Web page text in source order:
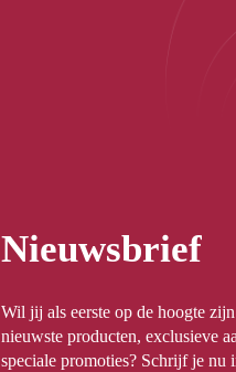
Nieuwsbrief
Wil jij als eerste op de hoogte
nieuwste producten, exclusieve
speciale promoties? Schrijf je nu